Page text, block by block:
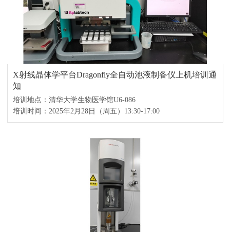
X射线晶体学平台Dragonfly全自动池液制备仪上机培训通
知
培训地点：清华大学生物医学馆U6-086
培训时间：2025年2月28日（周五）13:30-17:00